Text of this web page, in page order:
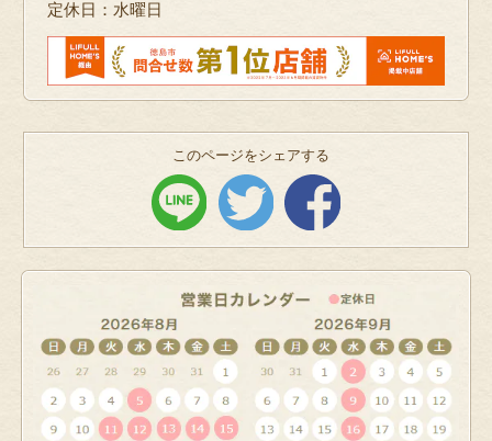
定休日：水曜日
このページをシェアする